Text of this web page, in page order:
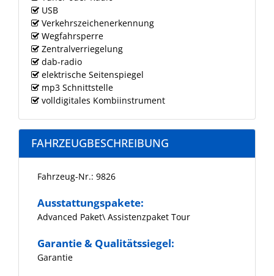
USB
Verkehrszeichenerkennung
Wegfahrsperre
Zentralverriegelung
dab-radio
elektrische Seitenspiegel
mp3 Schnittstelle
volldigitales Kombiinstrument
FAHRZEUGBESCHREIBUNG
Fahrzeug-Nr.: 9826
Ausstattungspakete:
Advanced Paket\ Assistenzpaket Tour
Garantie & Qualitätssiegel:
Garantie